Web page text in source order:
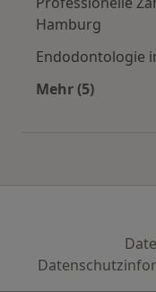
Hamburg
Endodontologie
Mehr (5)